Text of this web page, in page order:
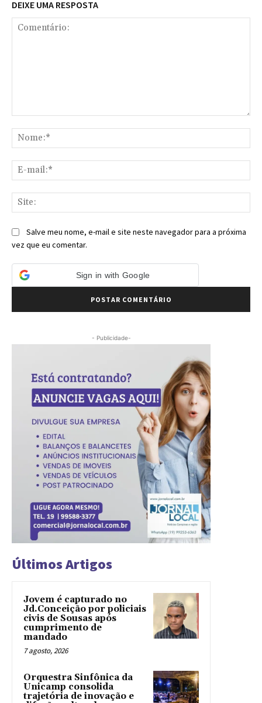
DEIXE UMA RESPOSTA
Salve meu nome, e-mail e site neste navegador para a próxima
vez que eu comentar.
Sign in with Google
- Publicidade-
Últimos Artigos
Jovem é capturado no
Jd.Conceição por policiais
civis de Sousas após
cumprimento de
mandado
7 agosto, 2026
Orquestra Sinfônica da
Unicamp consolida
trajetória de inovação e